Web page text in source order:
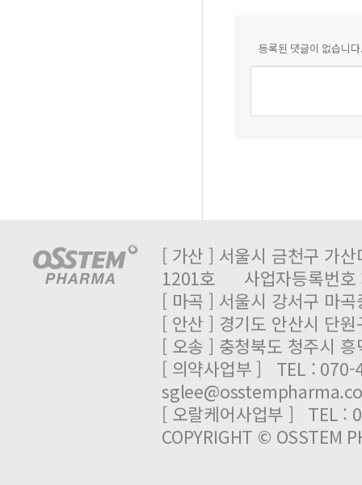
등록된 댓글이 없습니
[ 가산 ] 서울시 금천구 가
1201호 사업자등록번
[ 마곡 ] 서울시 강서구 마
[ 안산 ] 경기도 안산시 단
[ 오송 ] 충청북도 청주시
[ 의약사업부 ] TEL :
[ 오랄케어사업부 ] TEL
COPYRIGHT © OSSTEM